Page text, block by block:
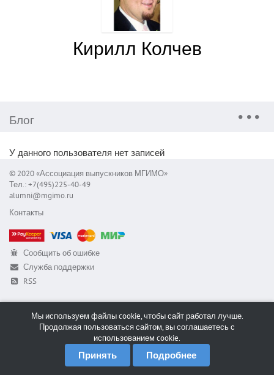
Кирилл Колчев
Блог
У данного пользователя нет записей
© 2020 «Ассоциация выпускников МГИМО»
Тел.: +7(495)225-40-49
alumni@mgimo.ru
Контакты
Сообщить об ошибке
Служба поддержки
RSS
Мы используем файлы cookie, чтобы сайт работал лучше.
Продолжая пользоваться сайтом, вы соглашаетесь с
использованием cookie.
Принять Подробнее